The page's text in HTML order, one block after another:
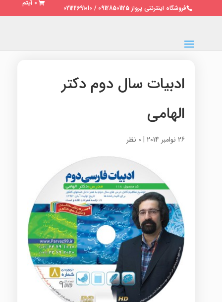
فروشگاه اینترنتی پرواز 09128501125 / 02122691010
0 آیتم
ادبیات سال دوم دکتر
الهامی
26 نوامبر 2014 | 0 نظر